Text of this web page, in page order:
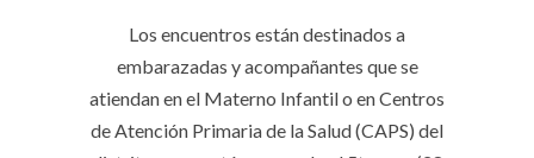
Los encuentros están destinados a
embarazadas y acompañantes que se
atiendan en el Materno Infantil o en Centros
de Atención Primaria de la Salud (CAPS) del